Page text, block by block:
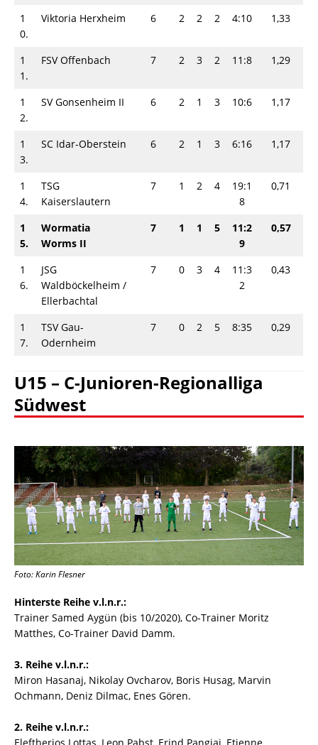
1
0.
Viktoria Herxheim 6 2 2 2 4:10 1,33
1
1.
FSV Offenbach 7 2 3 2 11:8 1,29
1
2.
SV Gonsenheim II 6 2 1 3 10:6 1,17
1
3.
SC Idar-Oberstein 6 2 1 3 6:16 1,17
1
4.
TSG
Kaiserslautern
7 1 2 4
19:1
8
0,71
1
5.
Wormatia
Worms II
7 1 1 5
11:2
9
0,57
1
6.
JSG
Waldböckelheim /
Ellerbachtal
7 0 3 4
11:3
2
0,43
1
7.
TSV Gau-
Odernheim
7 0 2 5 8:35 0,29
U15 – C-Junioren-Regionalliga
Südwest
Foto: Karin Flesner
Hinterste Reihe v.l.n.r.:
Trainer Samed Aygün (bis 10/2020), Co-Trainer Moritz
Matthes, Co-Trainer David Damm.
3. Reihe v.l.n.r.:
Miron Hasanaj, Nikolay Ovcharov, Boris Husag, Marvin
Ochmann, Deniz Dilmac, Enes Gören.
2. Reihe v.l.n.r.: